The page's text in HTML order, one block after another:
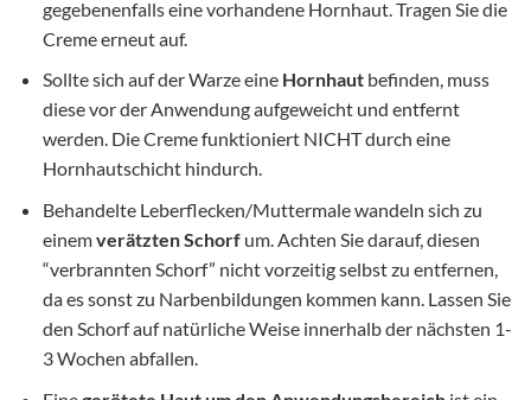
gegebenenfalls eine vorhandene Hornhaut. Tragen Sie die
Creme erneut auf.
Sollte sich auf der Warze eine Hornhautbefinden, muss
diese vor der Anwendung aufgeweicht und entfernt
werden. Die Creme funktioniert NICHT durch eine
Hornhautschicht hindurch.
Behandelte Leberflecken/Muttermale wandeln sich zu
einemverätzten Schorf um. Achten Sie darauf, diesen
“verbrannten Schorf” nicht vorzeitig selbst zu entfernen,
da es sonst zu Narbenbildungen kommen kann. Lassen Sie
den Schorf auf natürliche Weise innerhalb der nächsten 1-
3 Wochen abfallen.